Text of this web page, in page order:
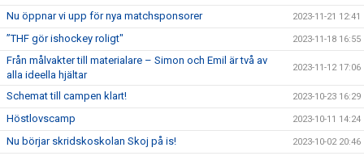
Nu öppnar vi upp för nya matchsponsorer 2023-11-21 12:41
”THF gör ishockey roligt" 2023-11-18 16:55
Från målvakter till materialare – Simon och Emil är två av
alla ideella hjältar
2023-11-12 17:06
Schemat till campen klart! 2023-10-23 16:29
Höstlovscamp 2023-10-11 14:24
Nu börjar skridskoskolan Skoj på is! 2023-10-02 20:46